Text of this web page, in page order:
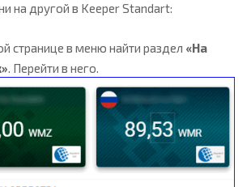
на другой в Keeper Standart:
странице в меню найти раздел «На
. Перейти в него.